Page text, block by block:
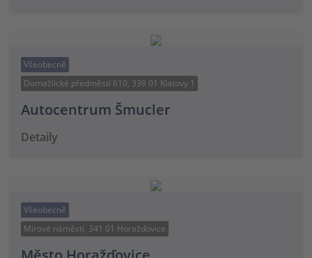
Všeobecně
Domažlické předměstí 610, 339 01 Klatovy 1
Autocentrum Šmucler
Detaily
Všeobecně
Mírové náměstí, 341 01 Horažďovice